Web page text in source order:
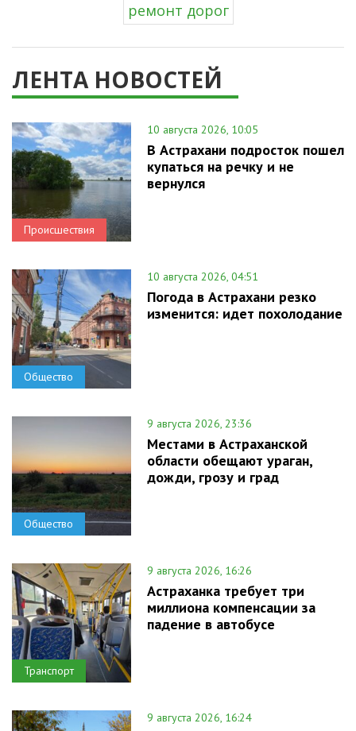
ремонт дорог
ЛЕНТА НОВОСТЕЙ
Происшествия
10 августа 2026, 10:05
В Астрахани подросток пошел
купаться на речку и не
вернулся
Общество
10 августа 2026, 04:51
Погода в Астрахани резко
изменится: идет похолодание
Общество
9 августа 2026, 23:36
Местами в Астраханской
области обещают ураган,
дожди, грозу и град
Транспорт
9 августа 2026, 16:26
Астраханка требует три
миллиона компенсации за
падение в автобусе
9 августа 2026, 16:24